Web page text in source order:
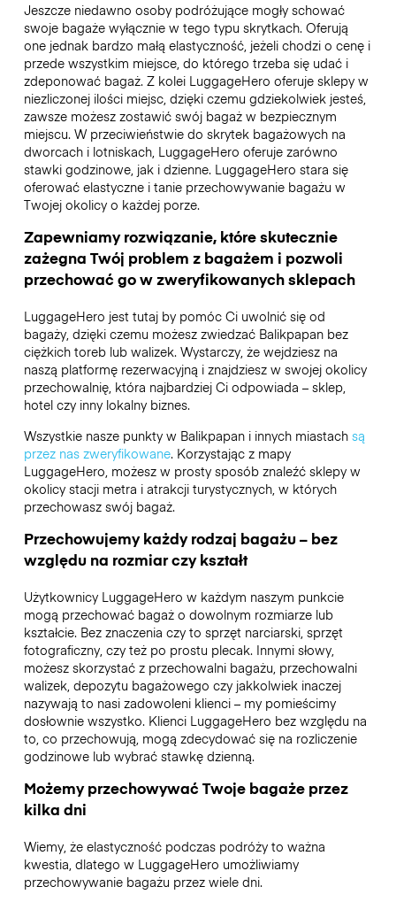
Jeszcze niedawno osoby podróżujące mogły schować
swoje bagaże wyłącznie w tego typu skrytkach. Oferują
one jednak bardzo małą elastyczność, jeżeli chodzi o cenę i
przede wszystkim miejsce, do którego trzeba się udać i
zdeponować bagaż. Z kolei LuggageHero oferuje sklepy w
niezliczonej ilości miejsc, dzięki czemu gdziekolwiek jesteś,
zawsze możesz zostawić swój bagaż w bezpiecznym
miejscu. W przeciwieństwie do skrytek bagażowych na
dworcach i lotniskach, LuggageHero oferuje zarówno
stawki godzinowe, jak i dzienne. LuggageHero stara się
oferować elastyczne i tanie przechowywanie bagażu w
Twojej okolicy o każdej porze.
Zapewniamy rozwiązanie, które skutecznie
zażegna Twój problem z bagażem i pozwoli
przechować go w zweryfikowanych sklepach
LuggageHero jest tutaj by pomóc Ci uwolnić się od
bagaży, dzięki czemu możesz zwiedzać Balikpapan bez
ciężkich toreb lub walizek. Wystarczy, że wejdziesz na
naszą platformę rezerwacyjną i znajdziesz w swojej okolicy
przechowalnię, która najbardziej Ci odpowiada – sklep,
hotel czy inny lokalny biznes.
Wszystkie nasze punkty w Balikpapan i innych miastach są
przez nas zweryfikowane. Korzystając z mapy
LuggageHero, możesz w prosty sposób znaleźć sklepy w
okolicy stacji metra i atrakcji turystycznych, w których
przechowasz swój bagaż.
Przechowujemy każdy rodzaj bagażu – bez
względu na rozmiar czy kształt
Użytkownicy LuggageHero w każdym naszym punkcie
mogą przechować bagaż o dowolnym rozmiarze lub
kształcie. Bez znaczenia czy to sprzęt narciarski, sprzęt
fotograficzny, czy też po prostu plecak. Innymi słowy,
możesz skorzystać z przechowalni bagażu, przechowalni
walizek, depozytu bagażowego czy jakkolwiek inaczej
nazywają to nasi zadowoleni klienci – my pomieścimy
dosłownie wszystko. Klienci LuggageHero bez względu na
to, co przechowują, mogą zdecydować się na rozliczenie
godzinowe lub wybrać stawkę dzienną.
Możemy przechowywać Twoje bagaże przez
kilka dni
Wiemy, że elastyczność podczas podróży to ważna
kwestia, dlatego w LuggageHero umożliwiamy
przechowywanie bagażu przez wiele dni.